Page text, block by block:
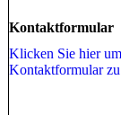
Kontaktformular
Klicken Sie hier
Kon­takt­for­mu­lar